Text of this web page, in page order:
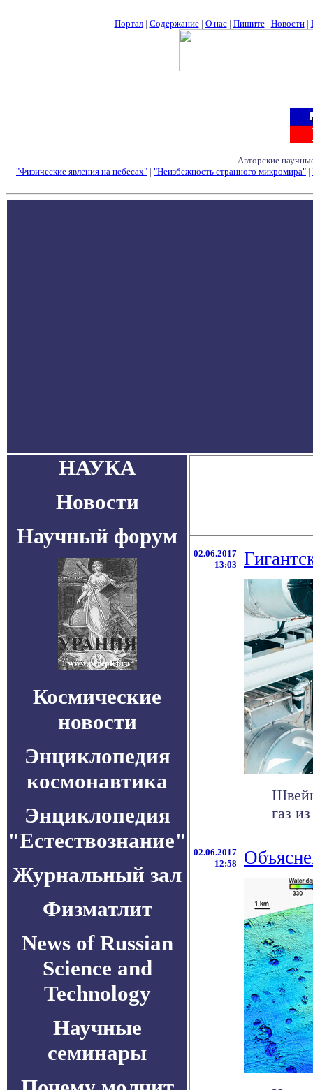
Портал| Содержание| О нас| Пишите| Новости|
Авторские
"Физические явления на небесах" | "Неизбежность странного микромира" |
НАУКА
Новости
Научный форум
Космические
новости
Энциклопедия
космонавтика
Энциклопедия
"Естествознание"
Журнальный зал
Физматлит
News of Russian
Science and
Technology
Научные
семинары
02.06.2017
13:03
газ
02.06.2017
12:58